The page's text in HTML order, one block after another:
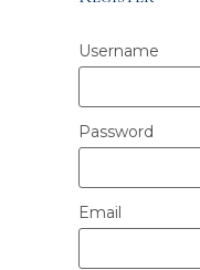
Username
Password
Email